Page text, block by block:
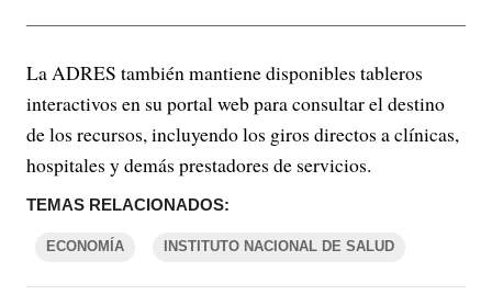
La ADRES también mantiene disponibles tableros
interactivos en su portal web para consultar el destino
de los recursos, incluyendo los giros directos a clínicas,
hospitales y demás prestadores de servicios.
TEMAS RELACIONADOS:
ECONOMÍA INSTITUTO NACIONAL DE SALUD